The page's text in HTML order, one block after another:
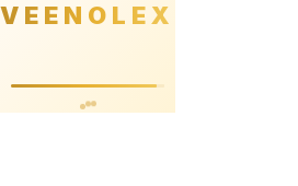
VEENOLEX